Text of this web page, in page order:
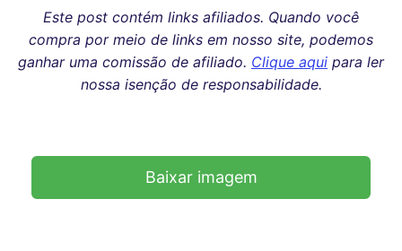
Este post contém links afiliados. Quando você
compra por meio de links em nosso site, podemos
ganhar uma comissão de afiliado. Clique aqui para ler
nossa isenção de responsabilidade.
Baixar imagem